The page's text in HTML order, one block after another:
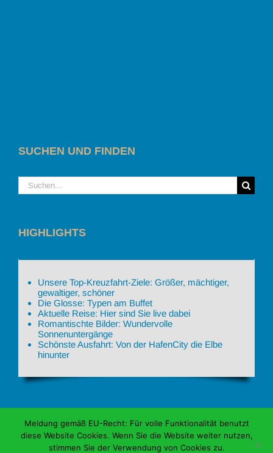
SUCHEN UND FINDEN
Suche
nach:
HIGHLIGHTS
Unsere Top-Kreuzfahrt-Ziele: Größer, mächtiger,
gewaltiger, schöner
Die Glosse: Typen am Buffet
Aktuelle Reise: Hier sind Sie live dabei
Romantischte Bilder: Wundervolle
Sonnenuntergänge
Schönste Ausfahrt: Von der HafenCity die Elbe
hinunter
Copyright Susanne und Wolfgang Schulz | Schulz auf
Meldung gemäß EU-Recht: Für volle Funktionalität benutzt
diese Website Cookies. Wenn Sie die Website weiter nutzen,
stimmen Sie der Verwendung von Cookies zu.